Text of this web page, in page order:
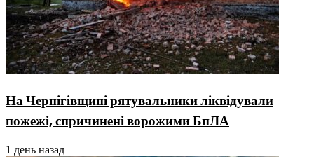
На Чернігівщині рятувальники ліквідували
пожежі, спричинені ворожими БпЛА
1 день назад